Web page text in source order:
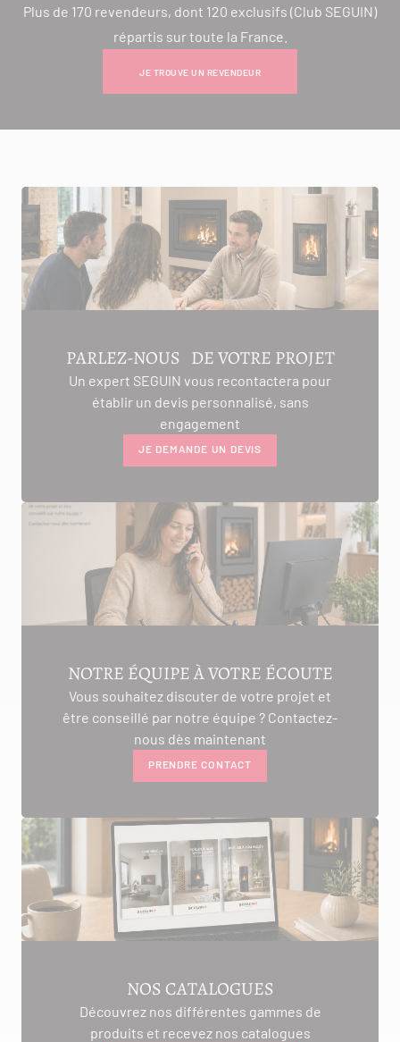
Plus de 170 revendeurs, dont 120 exclusifs (Club SEGUIN)
répartis sur toute la France.
JE TROUVE UN REVENDEUR
PARLEZ-NOUS DE VOTRE PROJET
Un expert SEGUIN vous recontactera pour
établir un devis personnalisé, sans
engagement
JE DEMANDE UN DEVIS
NOTRE ÉQUIPE À VOTRE ÉCOUTE
Vous souhaitez discuter de votre projet et
être conseillé par notre équipe ? Contactez-
nous dès maintenant
PRENDRE CONTACT
NOS CATALOGUES
Découvrez nos différentes gammes de
produits et recevez nos catalogues